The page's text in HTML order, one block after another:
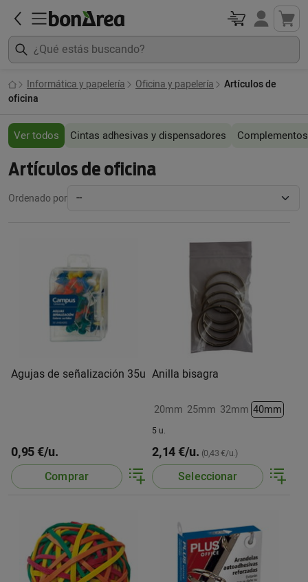
Informática y papelería Oficina y papelería
Artículos de
oficina
Ver todos Cintas adhesivas y dispensadores Complementos
Artículos de oficina
Ordenado por
Agujas de señalización 35u
0,95 €/u.
Comprar
Anilla bisagra
20mm 25mm 32mm 40mm
5 u.
2,14 €/u. (0,43 €/u.)
Seleccionar